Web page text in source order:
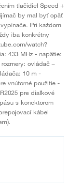
tlačidiel Speed +
by mal byť opäť
Pri každom
iba konkrétny
watch?
433 MHz - napätie:
ovládač –
10 m -
vnútorné použitie -
pre diaľkové
s konektorom
kábel